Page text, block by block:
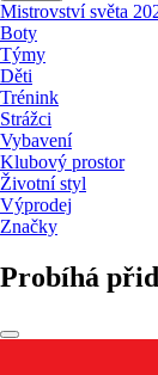
Mistrovství světa
Boty
Týmy
Děti
Trénink
Strážci
Vybavení
Klubový prostor
Životní styl
Výprodej
Značky
Probíhá